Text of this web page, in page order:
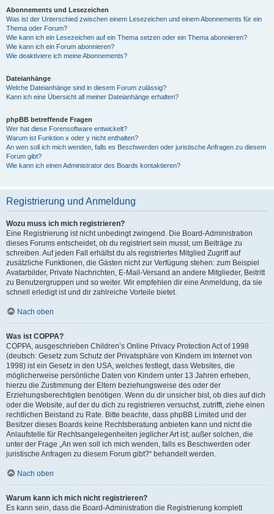
Abonnements und Lesezeichen
Was ist der Unterschied zwischen einem Lesezeichen und einem Abonnements für ein
Thema oder Forum?
Wie kann ich ein Lesezeichen auf ein Thema setzen oder ein Thema abonnieren?
Wie kann ich ein Forum abonnieren?
Wie deaktiviere ich meine Abonnements?
Dateianhänge
Welche Dateianhänge sind in diesem Forum zulässig?
Kann ich eine Übersicht all meiner Dateianhänge erhalten?
phpBB betreffende Fragen
Wer hat diese Forensoftware entwickelt?
Warum ist Funktion x oder y nicht enthalten?
An wen soll ich mich wenden, falls es Beschwerden oder juristische Anfragen zu diesem
Forum gibt?
Wie kann ich einen Administrator des Boards kontaktieren?
Registrierung und Anmeldung
Wozu muss ich mich registrieren?
Eine Registrierung ist nicht unbedingt zwingend. Die Board-Administration
dieses Forums entscheidet, ob du registriert sein musst, um Beiträge zu
schreiben. Auf jeden Fall erhältst du als registriertes Mitglied Zugriff auf
zusätzliche Funktionen, die Gästen nicht zur Verfügung stehen: zum Beispiel
Avatarbilder, Private Nachrichten, E-Mail-Versand an andere Mitglieder, Beitritt
zu Benutzergruppen und so weiter. Wir empfehlen dir eine Anmeldung, da sie
schnell erledigt ist und dir zahlreiche Vorteile bietet.
Nach oben
Was ist COPPA?
COPPA, ausgeschrieben Children’s Online Privacy Protection Act of 1998
(deutsch: Gesetz zum Schutz der Privatsphäre von Kindern im Internet von
1998) ist ein Gesetz in den USA, welches festlegt, dass Websites, die
möglicherweise persönliche Daten von Kindern unter 13 Jahren erheben,
hierzu die Zustimmung der Eltern beziehungsweise des oder der
Erziehungsberechtigten benötigen. Wenn du dir unsicher bist, ob dies auf dich
oder die Website, auf der du dich zu registrieren versuchst, zutrifft, ziehe einen
rechtlichen Beistand zu Rate. Bitte beachte, dass phpBB Limited und der
Besitzer dieses Boards keine Rechtsberatung anbieten kann und nicht die
Anlaufstelle für Rechtsangelegenheiten jeglicher Art ist; außer solchen, die
unter der Frage „An wen soll ich mich wenden, falls es Beschwerden oder
juristische Anfragen zu diesem Forum gibt?“ behandelt werden.
Nach oben
Warum kann ich mich nicht registrieren?
Es kann sein, dass die Board-Administration die Registrierung komplett